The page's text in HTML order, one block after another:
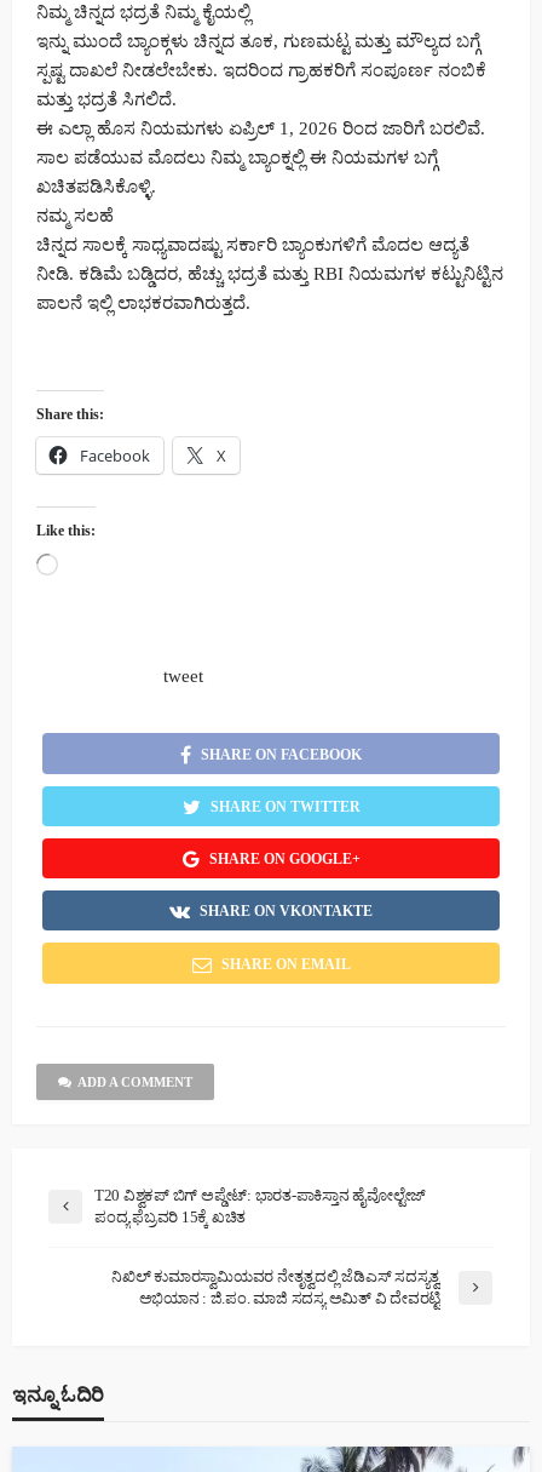
ನಿಮ್ಮ ಚಿನ್ನದ ಭದ್ರತೆ ನಿಮ್ಮ ಕೈಯಲ್ಲಿ
ಇನ್ನು ಮುಂದೆ ಬ್ಯಾಂಕ್ಗಳು ಚಿನ್ನದ ತೂಕ, ಗುಣಮಟ್ಟ ಮತ್ತು ಮೌಲ್ಯದ ಬಗ್ಗೆ
ಸ್ಪಷ್ಟ ದಾಖಲೆ ನೀಡಲೇಬೇಕು. ಇದರಿಂದ ಗ್ರಾಹಕರಿಗೆ ಸಂಪೂರ್ಣ ನಂಬಿಕೆ
ಮತ್ತು ಭದ್ರತೆ ಸಿಗಲಿದೆ.
ಈ ಎಲ್ಲಾ ಹೊಸ ನಿಯಮಗಳು ಏಪ್ರಿಲ್ 1, 2026 ರಿಂದ ಜಾರಿಗೆ ಬರಲಿವೆ.
ಸಾಲ ಪಡೆಯುವ ಮೊದಲು ನಿಮ್ಮ ಬ್ಯಾಂಕ್ನಲ್ಲಿ ಈ ನಿಯಮಗಳ ಬಗ್ಗೆ
ಖಚಿತಪಡಿಸಿಕೊಳ್ಳಿ.
ನಮ್ಮ ಸಲಹೆ
ಚಿನ್ನದ ಸಾಲಕ್ಕೆ ಸಾಧ್ಯವಾದಷ್ಟು ಸರ್ಕಾರಿ ಬ್ಯಾಂಕುಗಳಿಗೆ ಮೊದಲ ಆದ್ಯತೆ
ನೀಡಿ. ಕಡಿಮೆ ಬಡ್ಡಿದರ, ಹೆಚ್ಚು ಭದ್ರತೆ ಮತ್ತು RBI ನಿಯಮಗಳ ಕಟ್ಟುನಿಟ್ಟಿನ
ಪಾಲನೆ ಇಲ್ಲಿ ಲಾಭಕರವಾಗಿರುತ್ತದೆ.
Share this:
Facebook X
Like this:
Loading…
tweet
SHARE ON FACEBOOK
SHARE ON TWITTER
SHARE ON GOOGLE+
SHARE ON VKONTAKTE
SHARE ON EMAIL
ADD A COMMENT
T20 ವಿಶ್ವಕಪ್ ಬಿಗ್ ಅಪ್ಡೇಟ್: ಭಾರತ-ಪಾಕಿಸ್ತಾನ ಹೈವೋಲ್ಟೇಜ್
ಪಂದ್ಯ ಫೆಬ್ರವರಿ 15ಕ್ಕೆ ಖಚಿತ
ನಿಖಿಲ್ ಕುಮಾರಸ್ವಾಮಿಯವರ ನೇತೃತ್ವದಲ್ಲಿ ಜೆಡಿಎಸ್ ಸದಸ್ಯತ್ವ
ಅಭಿಯಾನ : ಜಿ.ಪಂ. ಮಾಜಿ ಸದಸ್ಯ ಅಮಿತ್ ವಿ ದೇವರಟ್ಟಿ
ಇನ್ನೂ ಓದಿರಿ